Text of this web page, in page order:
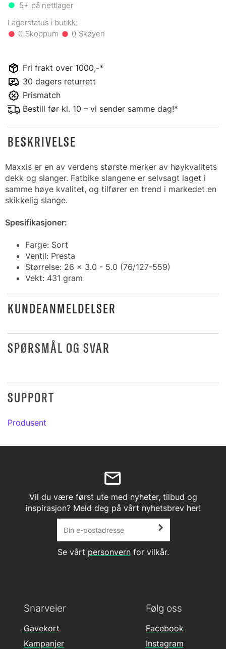
5+ på nettlager
0 0
Fri frakt over 1000,-*
30 dagers returrett
Prismatch
Bestill før kl. 10 – vi sender samme dag!*
BESKRIVELSE
Maxxis er en av verdens største merker av høykvalitets
dekk og slanger. Fatbike slangene er selvsagt laget i
samme høye kvalitet, og tilfører en trend i markedet en
skikkelig slange.
Spesifikasjoner:
Farge: Sort
Ventil: Presta
Størrelse: 26 x 3.0 - 5.0 (76/127-559)
Vekt: 431 gram
KUNDEANMELDELSER
SPØRSMÅL OG SVAR
SUPPORT
Produsent
Vil du være først ute med nyheter, tilbud og
inspirasjon? Meld deg på vårt nyhetsbrev her!
Se vårt personvernfor vilkår.
Følg oss
Facebook
Instagram
Snarveier
Gavekort
Kampanjer